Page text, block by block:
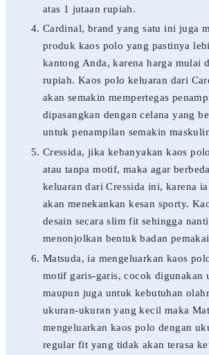
atas 1 jutaan rupiah.
Cardinal, brand yang satu ini juga
produk kaos polo yang pastinya
kantong Anda, karena harga mulai
rupiah. Kaos polo keluaran dari
akan semakin mempertegas
dipasangkan dengan celana yang
untuk penampilan semakin
Cressida, jika kebanyakan kaos
atau tanpa motif, maka agar
keluaran dari Cressida ini, karena
akan menekankan kesan sporty.
desain secara slim fit sehingga
menonjolkan bentuk badan
Matsuda, ia mengeluarkan kaos
motif garis-garis, cocok digunakan
maupun juga untuk kebutuhan
ukuran-ukuran yang kecil maka
mengeluarkan kaos polo dengan
regular fit yang tidak akan terasa